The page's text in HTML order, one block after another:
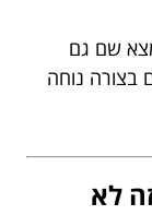
שם גם
בצורה נוחה
לא